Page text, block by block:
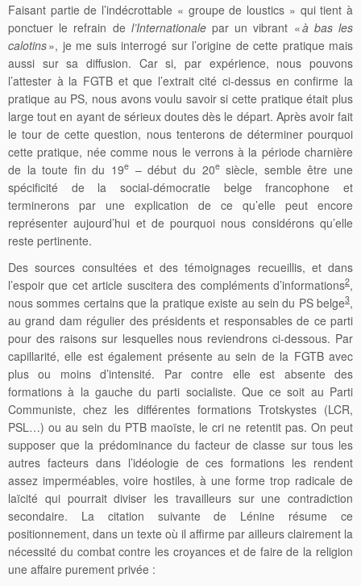
Faisant partie de l’indécrottable « groupe de loustics » qui tient à
ponctuer le refrain de l’Internationalepar un vibrant «à bas les
calotins», je me suis interrogé sur l’origine de cette pratique mais
aussi sur sa diffusion. Car si, par expérience, nous pouvons
l’attester à la FGTB et que l’extrait cité ci-dessus en confirme la
pratique au PS, nous avons voulu savoir si cette pratique était plus
large tout en ayant de sérieux doutes dès le départ. Après avoir fait
le tour de cette question, nous tenterons de déterminer pourquoi
cette pratique, née comme nous le verrons à la période charnière
de la toute fin du 19e – début du 20esiècle, semble être une
spécificité de la social-démocratie belge francophone et
terminerons par une explication de ce qu’elle peut encore
représenter aujourd’hui et de pourquoi nous considérons qu’elle
reste pertinente.
Des sources consultées et des témoignages recueillis, et dans
l’espoir que cet article suscitera des compléments d’informations2,
nous sommes certains que la pratique existe au sein du PS belge3,
au grand dam régulier des présidents et responsables de ce parti
pour des raisons sur lesquelles nous reviendrons ci-dessous. Par
capillarité, elle est également présente au sein de la FGTB avec
plus ou moins d’intensité. Par contre elle est absente des
formations à la gauche du parti socialiste. Que ce soit au Parti
Communiste, chez les différentes formations Trotskystes (LCR,
PSL…) ou au sein du PTB maoïste, le cri ne retentit pas. On peut
supposer que la prédominance du facteur de classe sur tous les
autres facteurs dans l’idéologie de ces formations les rendent
assez imperméables, voire hostiles, à une forme trop radicale de
laïcité qui pourrait diviser les travailleurs sur une contradiction
secondaire. La citation suivante de Lénine résume ce
positionnement, dans un texte où il affirme par ailleurs clairement la
nécessité du combat contre les croyances et de faire de la religion
une affaire purement privée :